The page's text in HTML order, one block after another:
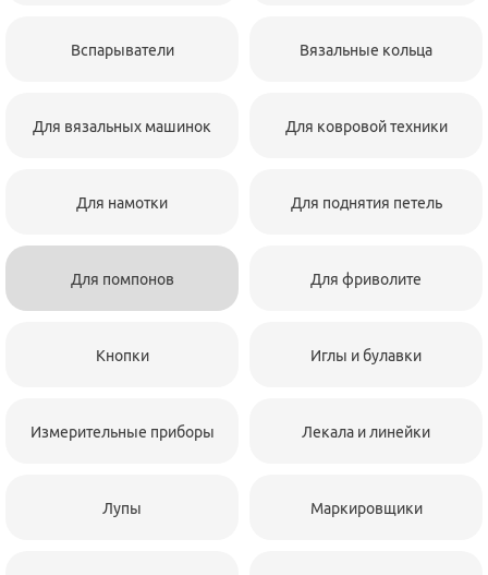
Вспарыватели Вязальные кольца
Для вязальных машинок Для ковровой техники
Для намотки Для поднятия петель
Для помпонов Для фриволите
Кнопки Иглы и булавки
Измерительные приборы Лекала и линейки
Лупы Маркировщики